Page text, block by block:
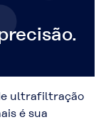
ultrafiltração
é sua